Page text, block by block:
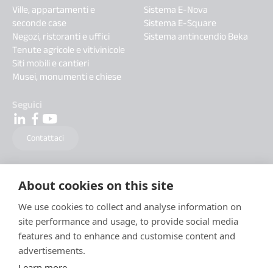
About cookies on this site
We use cookies to collect and analyse information on
site performance and usage, to provide social media
features and to enhance and customise content and
advertisements.
Ville, appartamenti e
seconde case
Negozi, ristoranti e uffici
Tenute agricole e vitivinicole
Siti mobili e cantieri
Musei, monumenti e chiese
Sistema E-Nova
Sistema E-Square
Sistema antincendio Beka
Seguici
Contattaci